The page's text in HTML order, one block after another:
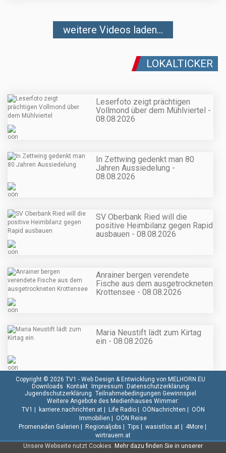
weitere Videos laden...
LOKALTICKER
Leserfoto zeigt prächtigen
Vollmond über dem Mühlviertel -
08.08.2026
In Zettwing gedenkt man 80
Jahren Aussiedelung -
08.08.2026
SV Oberbank Ried will die
positive Heimbilanz gegen Rapid
ausbauen - 08.08.2026
Anrainer bergen verendete
Fische aus dem ausgetrockneten
Krottensee - 08.08.2026
Maria Neustift lädt zum Kirtag
ein - 08.08.2026
Unsere Webseite nutzt Cookies. Mehr dazu finden Sie in unserer
Copyright © 2026 TV1 - Web Design & Entwicklung von MELHORN.EU
Downloads
Kontakt Impressum
Datenschutzerklärung
Jugendschutzerklärung Teilnahmebedingungen Gewinnspiel
Weitere Angebote des Medienhauses Wimmer:
TV1
karriere.nachrichten.at| Life Radio| OÖNachrichten
OÖN
Immobilien
OÖN Reise
Promenaden Galerien
Regionaljobs Tips wasistlos.at| 4More|
wirtrauern.at